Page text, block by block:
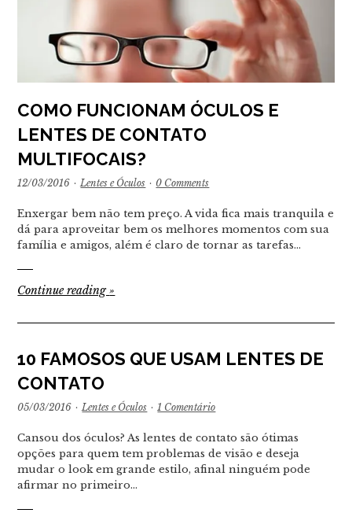
COMO FUNCIONAM ÓCULOS E
LENTES DE CONTATO
MULTIFOCAIS?
12/03/2016 · Lentes e Óculos · 0 Comments
Enxergar bem não tem preço. A vida fica mais tranquila e
dá para aproveitar bem os melhores momentos com sua
família e amigos, além é claro de tornar as tarefas…
Continue reading»
10 FAMOSOS QUE USAM LENTES DE
CONTATO
05/03/2016 · Lentes e Óculos · 1 Comentário
Cansou dos óculos? As lentes de contato são ótimas
opções para quem tem problemas de visão e deseja
mudar o look em grande estilo, afinal ninguém pode
afirmar no primeiro…